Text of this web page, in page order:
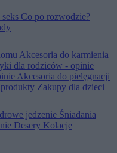
Co po rozwodzie?
Akcesoria do karmienia
dla rodziców - opinie
Akcesoria do pielęgnacji
Zakupy dla dzieci
jedzenie Śniadania
Desery Kolacje